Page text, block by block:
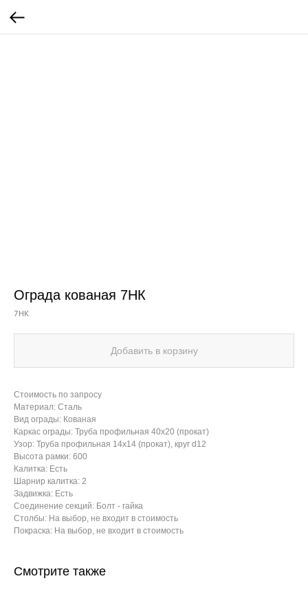
Ограда кованая 7НК
7НК
Добавить в корзину
Стоимость по запросу
Материал: Сталь
Вид ограды: Кованая
Каркас ограды: Труба профильная 40х20 (прокат)
Узор: Труба профильная 14х14 (прокат), круг d12
Высота рамки: 600
Калитка: Есть
Шарнир калитка: 2
Задвижка: Есть
Соединение секций: Болт - гайка
Столбы: На выбор, не входит в стоимость
Покраска: На выбор, не входит в стоимость
Смотрите также